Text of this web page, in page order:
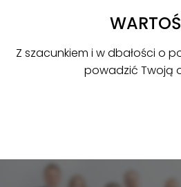
Z szacunkiem i w dbałości o
powadzić Twoją